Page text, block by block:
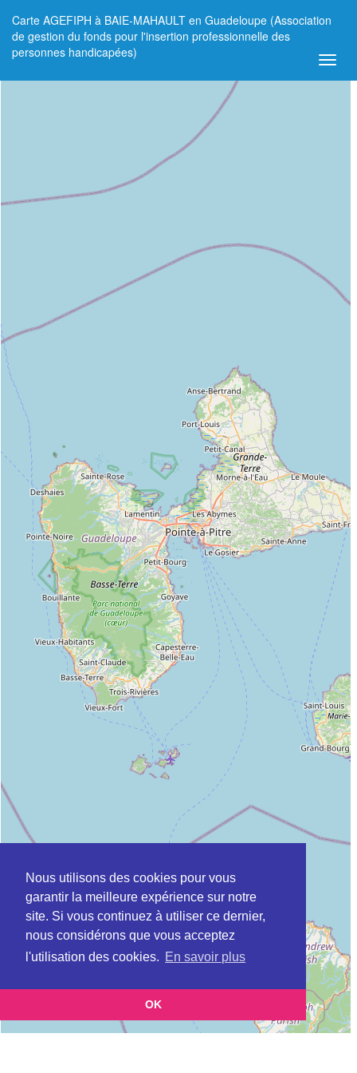
Nous utilisons des cookies pour vous
garantir la meilleure expérience sur notre
site. Si vous continuez à utiliser ce dernier,
nous considérons que vous acceptez
l'utilisation des cookies. En savoir plus
OK
Carte AGEFIPH à BAIE-MAHAULT en Guadeloupe (Association
de gestion du fonds pour l'insertion professionnelle des
personnes handicapées)
+
−